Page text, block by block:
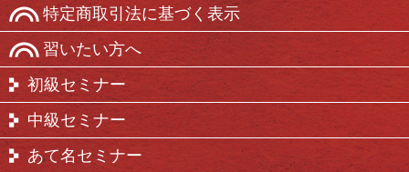
特定商取引法に基づく表示
習いたい方へ
初級セミナー
中級セミナー
あて名セミナー